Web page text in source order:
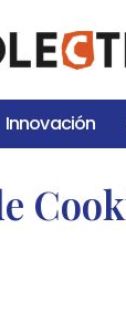
Innovación